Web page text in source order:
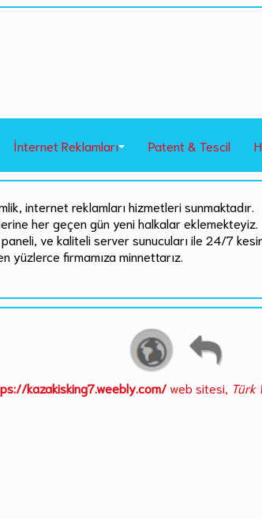
İnternet Reklamları Patent & Tescil
internet reklamları hizmetleri sunmaktadır.
her geçen gün yeni halkalar
ve kaliteli server sunucuları ile 24/7
yüzlerce firmamıza minnettarız.
kazakisking7.weebly.com/web sitesi, Türk